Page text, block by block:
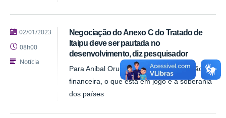
Negociação do Anexo C do Tratado de
Itaipu deve ser pautada no
desenvolvimento, diz pesquisador
Para Anibal Orue Pozzo, além da questão
financeira, o que está em jogo é a soberania
dos países
publicado
02/01/2023
08h00
Notícia